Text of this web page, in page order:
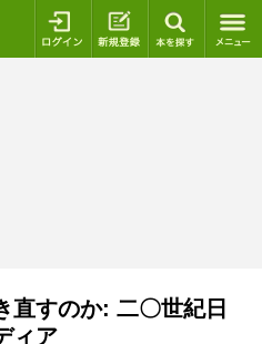
ログイン 新規登録
直すのか: 二〇世紀日
ィア